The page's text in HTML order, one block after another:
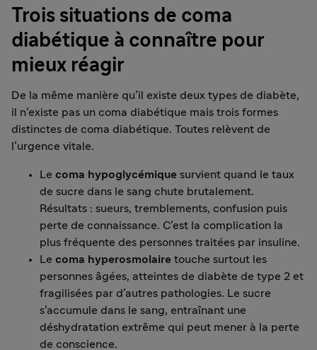
Trois situations de coma
diabétique à connaître pour
mieux réagir
De la même manière qu’il existe deux types de diabète,
il n’existe pas un coma diabétique mais trois formes
distinctes de coma diabétique. Toutes relèvent de
l’urgence vitale.
Le coma hypoglycémique survient quand le taux
de sucre dans le sang chute brutalement.
Résultats : sueurs, tremblements, confusion puis
perte de connaissance. C’est la complication la
plus fréquente des personnes traitées par insuline.
Le coma hyperosmolaire touche surtout les
personnes âgées, atteintes de diabète de type 2 et
fragilisées par d’autres pathologies. Le sucre
s’accumule dans le sang, entraînant une
déshydratation extrême qui peut mener à la perte
de conscience.